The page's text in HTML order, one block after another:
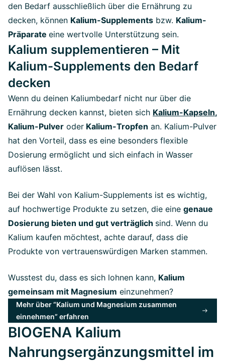
den Bedarf ausschließlich über die Ernährung zu
decken, können Kalium-Supplements bzw. Kalium-
Präparate eine wertvolle Unterstützung sein.
Kalium supplementieren – Mit
Kalium-Supplements den Bedarf
decken
Wenn du deinen Kaliumbedarf nicht nur über die
Ernährung decken kannst, bieten sich Kalium-Kapseln,
Kalium-Pulver oder Kalium-Tropfen an. Kalium-Pulver
hat den Vorteil, dass es eine besonders flexible
Dosierung ermöglicht und sich einfach in Wasser
auflösen lässt.
Bei der Wahl von Kalium-Supplements ist es wichtig,
auf hochwertige Produkte zu setzen, die eine genaue
Dosierung bieten und gut verträglich sind. Wenn du
Kalium kaufen möchtest, achte darauf, dass die
Produkte von vertrauenswürdigen Marken stammen.
Wusstest du, dass es sich lohnen kann, Kalium
gemeinsam mit Magnesium einzunehmen?
Mehr über “Kalium und Magnesium zusammen
einnehmen” erfahren
BIOGENA Kalium
Nahrungsergänzungsmittel im